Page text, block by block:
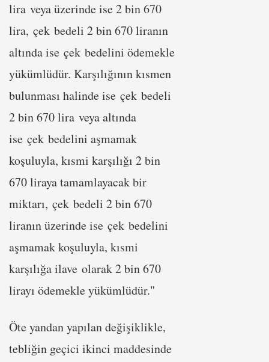
lira veya üzerinde ise 2 bin 670
lira, çek bedeli 2 bin 670 liranın
altında ise çek bedelini ödemekle
yükümlüdür. Karşılığının kısmen
bulunması halinde ise çek bedeli
2 bin 670 lira veya altında
ise çek bedelini aşmamak
koşuluyla, kısmi karşılığı 2 bin
670 liraya tamamlayacak bir
miktarı, çek bedeli 2 bin 670
liranın üzerinde ise çek bedelini
aşmamak koşuluyla, kısmi
karşılığa ilave olarak 2 bin 670
lirayı ödemekle yükümlüdür."
Öte yandan yapılan değişiklikle,
tebliğin geçici ikinci maddesinde